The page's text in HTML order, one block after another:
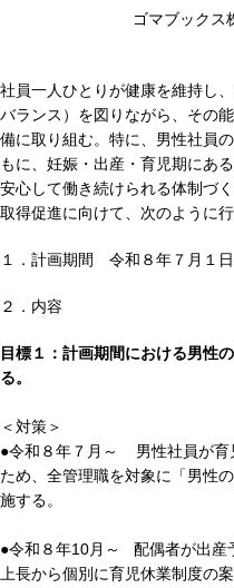
ゴマブック
社員一人ひとりが健康を維持し
バランス）を図りながら、その
備に取り組む。特に、男性社員
もに、妊娠・出産・育児期にあ
安心して働き続けられる体制づ
取得促進に向けて、次のように
１．計画期間 令和８年７月１
２．内容
目標１：計画期間における男性
る。
＜対策＞
●令和８年７月～ 男性社員が育
ため、全管理職を対象に「男性
施する。
●令和８年10月～ 配偶者が出産
上長から個別に育児休業制度の